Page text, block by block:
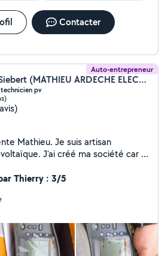
Contacter
Auto-entrepreneur
Mathieu Siebert (MATHIEU ARDECHE ELECTRICITE)
pv
Je suis artisan
ma société car je
corrects à des clients. Je
mes délais et à vous proposer le
suivant vos demandes. Je
Thierry : 3/5